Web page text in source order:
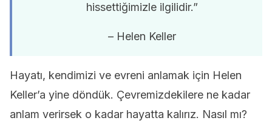
hissettiğimizle ilgilidir.”
– Helen Keller
Hayatı, kendimizi ve evreni anlamak için Helen
Keller’a yine döndük. Çevremizdekilere ne kadar
anlam verirsek o kadar hayatta kalırız. Nasıl mı?